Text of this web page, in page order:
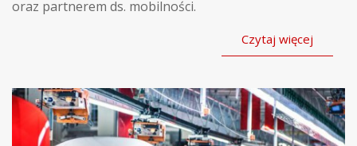
oraz partnerem ds. mobilności.
Czytaj więcej